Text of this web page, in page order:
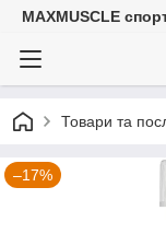
MAXMUSCLE
Товари та
–17%